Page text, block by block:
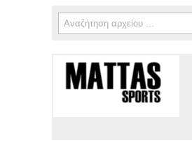
Φόρμα αναζήτησης
Αναζήτηση